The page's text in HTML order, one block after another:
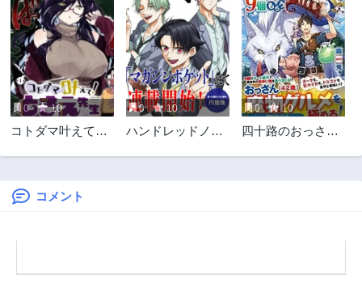
2ヶ月前 2ヶ月前
第73話
2ヶ月前
第72.5話
2ヶ月前
第72話
2ヶ月前
第71話
2ヶ月前
第70話
2ヶ月前
第69話
2ヶ月前
第68話 第67話
第66話
0 10
コトダマ叶えて！
0 10
ハンドレッドノー
0 10
四十路のおっさ
う
コメント